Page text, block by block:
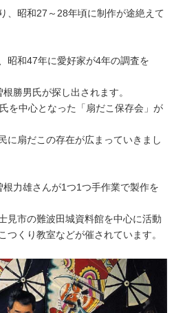
、昭和27～28年頃に制作が途絶えて
昭和47年に愛好家が4年の調査を
勝男氏が探し出されます。
を中心となった「扇だこ保存会」が
に扇だこの存在が広まっていきまし
力雄さんが1つ1つ手作業で製作を
見市の難波田城資料館を中心に活動
つくり教室などが催されています。